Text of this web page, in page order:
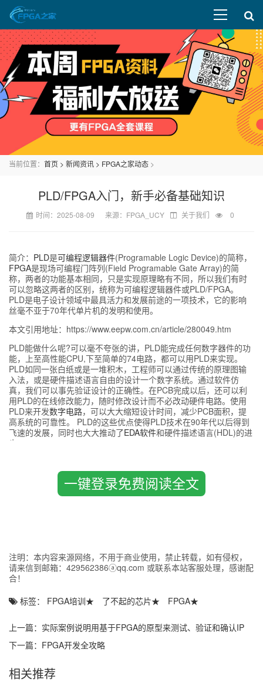
当前位置： 首页 > 新闻资讯 > FPGA之家动态 >
PLD/FPGA入门，新手必备基础知识
时间：2025-08-09 来源：FPGA_UCY 关于我们 0
简介： PLD是可编程逻辑器件(Programable Logic Device)的简称，
FPGA是现场可编程门阵列(Field Programable Gate Array)的简
称，两者的功能基本相同，只是实现原理略有不同，所以我们有时
可以忽略这两者的区别，统称为可编程逻辑器件或PLD/FPGA。
PLD是电子设计领域中最具活力和发展前途的一项技术，它的影响
丝毫不亚于70年代单片机的发明和使用。
本文引用地址：https://www.eepw.com.cn/article/280049.htm
PLD能做什么呢?可以毫不夸张的讲，PLD能完成任何数字器件的功
能，上至高性能CPU,下至简单的74电路，都可以用PLD来实现。
PLD如同一张白纸或是一堆积木，工程师可以通过传统的原理图输
入法，或是硬件描述语言自由的设计一个数字系统。通过软件仿
真，我们可以事先验证设计的正确性。在PCB完成以后，还可以利
用PLD的在线修改能力，随时修改设计而不必改动硬件电路。使用
PLD来开发数字电路，可以大大缩短设计时间，减少PCB面积，提
高系统的可靠性。 PLD的这些优点使得PLD技术在90年代以后得到
飞速的发展，同时也大大推动了EDA软件和硬件描述语言(HDL)的进
步。
简单的多，有数字电路基础，会使用计算机，就可以进行PLD的开
发。不熟悉PLD的朋友，可以先看一看可编程逻辑器件的发展历
程。当今社会是数字化的社会，是数字集成电路广泛应用的社会。
片，而且希望ASIC的设计周期尽可能短，最好是在实验室里就能设
计出合适的ASIC芯片，并且立即投入实际应用之中，因而出现了现
场可编程逻辑器件(FPLD)，其中应用最广泛的当属现场可编程门阵
有可编程只读存贮器(PROM)、紫外线可按除只读存贮器(EPROM)
编程芯片，即可编程逻辑器件(PLD)，它能够完成各种数字逻辑功
能。典型的PLD由一个“与”门和一个“或”门阵列组成，而任意一个组
合逻辑都可以用“与一或”表达式来描述，所以， PLD能以乘积和的
列逻辑)和GAL(通用阵列逻辑)。PAL由一个可编程的“与”平面和一个
一键登录免费阅读全文
注明：本内容来源网络，不用于商业使用，禁止转载，如有侵权，
请来信到邮箱：429562386ⓐqq.com 或联系本站客服处理，感谢配
合！
标签： FPGA培训★ 了不起的芯片★ FPGA★
上一篇： 实际案例说明用基于FPGA的原型来测试、验证和确认IP
——如何做到鱼与熊掌兼得？
下一篇： FPGA开发全攻略
相关推荐